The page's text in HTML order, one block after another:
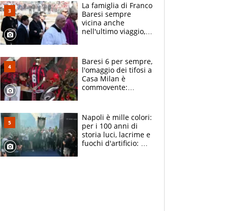
La famiglia di Franco
Baresi sempre
vicina anche
nell'ultimo viaggio,
circondati
dall'affetto dei tifosi
Baresi 6 per sempre,
l'omaggio dei tifosi a
Casa Milan è
commovente:
bigliettini
Napoli è mille colori:
per i 100 anni di
storia luci, lacrime e
fuochi d'artificio: De